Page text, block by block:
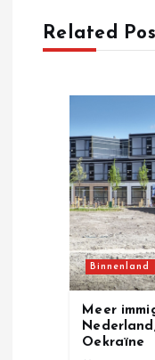
a
v
Related
Binnenland
Meer
Oekraïne